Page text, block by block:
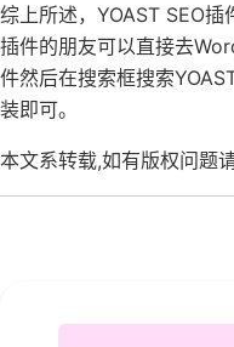
综上所述，YOAST SEO
插件的朋友可以直接去
件然后在搜索框搜索
装即可。
本文系转载,如有版权问题